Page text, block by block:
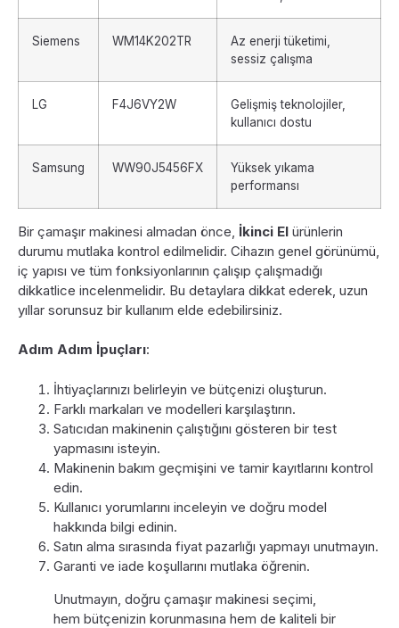
Siemens WM14K202TR
Az enerji tüketimi,
sessiz çalışma
LG F4J6VY2W
Gelişmiş teknolojiler,
kullanıcı dostu
Samsung WW90J5456FX
Yüksek yıkama
performansı
Bir çamaşır makinesi almadan önce, İkinci El ürünlerin
durumu mutlaka kontrol edilmelidir. Cihazın genel görünümü,
iç yapısı ve tüm fonksiyonlarının çalışıp çalışmadığı
dikkatlice incelenmelidir. Bu detaylara dikkat ederek, uzun
yıllar sorunsuz bir kullanım elde edebilirsiniz.
Adım Adım İpuçları:
İhtiyaçlarınızı belirleyin ve bütçenizi oluşturun.
Farklı markaları ve modelleri karşılaştırın.
Satıcıdan makinenin çalıştığını gösteren bir test
yapmasını isteyin.
Makinenin bakım geçmişini ve tamir kayıtlarını kontrol
edin.
Kullanıcı yorumlarını inceleyin ve doğru model
hakkında bilgi edinin.
Satın alma sırasında fiyat pazarlığı yapmayı unutmayın.
Garanti ve iade koşullarını mutlaka öğrenin.
Unutmayın, doğru çamaşır makinesi seçimi,
hem bütçenizin korunmasına hem de kaliteli bir